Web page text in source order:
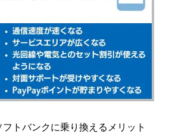
トバンクに乗り換えるメリット